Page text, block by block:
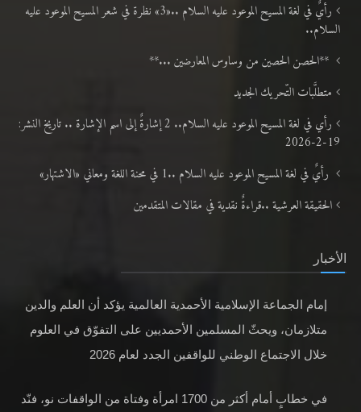
رأيٌ في لغة المسيح الموعود عليه السلام ..«3» نظرة في شعر المسيح الموعود عليه
السلام..
**الحصن الحصين من وساوس المعارضين ...**
متطلَّبات التّحريك الجديد
رأي في لغة المسيح الموعود عليه السلام.. 2 إشارةٌ إلى اسم الإشارة .. تاريخ النشر:
19-2-2026
رأيٌ في لغة المسيح الموعود عليه السلام ..1 في محنة اللغة ومعاني «الاشتهار»
الحقيقة العرشية ..قراءةٌ نقدية في مقالات المتقدمين
الأخبار
إمام الجماعة الإسلامية الأحمدية العالمية يؤكد أن العلم والدين
متلازمان، ويحثّ المسلمين الأحمديين على التفوّق في العلوم
خلال الاجتماع الوطني للواقفين الجدد لعام 2026
في خطابٍ أمام أكثر من 1700 امرأة وفتاة من الواقفات نو، فنّد